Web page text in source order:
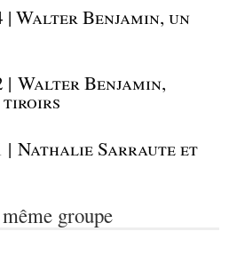
| Walter Benjamin, un
| Walter Benjamin,
tiroirs
| Nathalie Sarraute et
groupe